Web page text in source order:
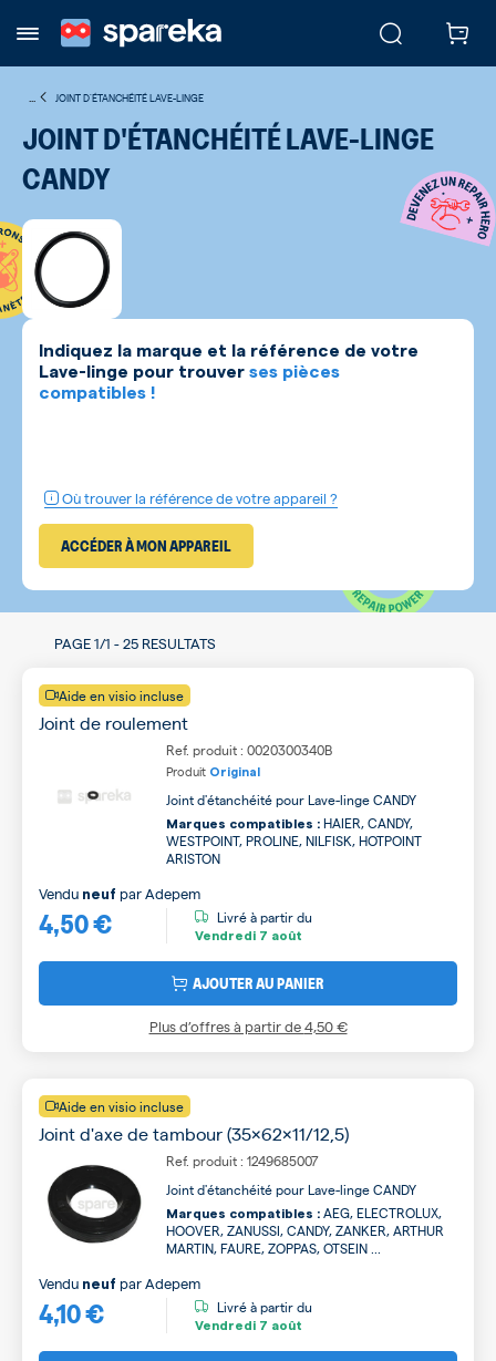
JOINT D'ÉTANCHÉITÉ LAVE-LINGE
JOINT D'ÉTANCHÉITÉ LAVE-LINGE
CANDY
Indiquez la marque et la référence de votre
Lave-linge pour trouver ses pièces
compatibles !
Où trouver la référence de votre appareil ?
ACCÉDER À MON APPAREIL
PAGE1/1 -25 RESULTATS
Aide en visio incluse
Joint de roulement
Ref. produit : 0020300340B
Produit Original
Joint d'étanchéité pour Lave-linge CANDY
Marques compatibles : HAIER, CANDY,
WESTPOINT, PROLINE, NILFISK, HOTPOINT
ARISTON
4,50 €
Vendu neuf parAdepem
Livré à partir du
Vendredi 7 août
AJOUTER AU PANIER
Plus d’offres à partir de4,50 €
Aide en visio incluse
Joint d'axe de tambour (35x62x11/12,5)
Ref. produit : 1249685007
Joint d'étanchéité pour Lave-linge CANDY
Marques compatibles : AEG, ELECTROLUX,
HOOVER, ZANUSSI, CANDY, ZANKER, ARTHUR
MARTIN, FAURE, ZOPPAS, OTSEIN ...
4,10 €
Vendu neuf parAdepem
Livré à partir du
Vendredi 7 août